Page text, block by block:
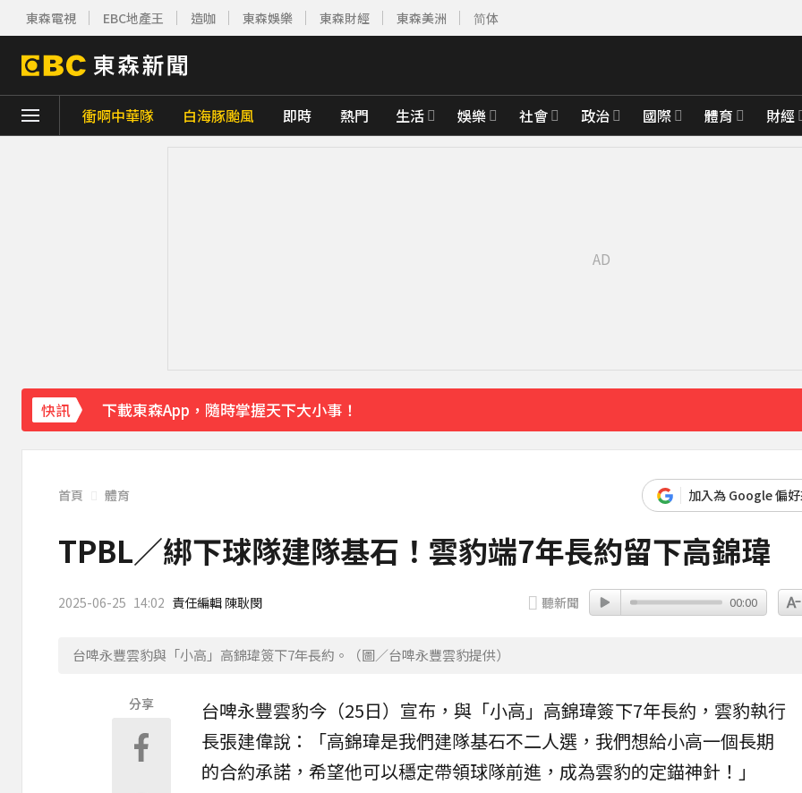
東森電視 EBC地產王 造咖 東森娛樂 東森財經 東森美洲 简体
衝啊中華隊 白海豚颱風 即時 熱門 生活 娛樂 社會 政治 國際 體育 財經
快訊
下載東森App，隨時掌握天下大小事！
《理財達人秀》X 安聯投信免費講座報名中！搶先卡位 2027
首頁 體育 加入為 Google 偏
TPBL／綁下球隊建隊基石！雲豹端7年長約留下高錦瑋
2025-06-25 14:02 責任編輯 陳耿閔 聽新聞 00:00
台啤永豐雲豹與「小高」高錦瑋簽下7年長約。（圖／台啤永豐雲豹提供）
分享 台啤永豐雲豹今（25日）宣布，與「小高」 高錦瑋簽下7年長約 ，雲豹執行
長張建偉說：「高錦瑋是我們建隊基石不二人選，我們想給小高一個長期
的合約承諾，希望他可以穩定帶領球隊前進，成為雲豹的定錨神針！」